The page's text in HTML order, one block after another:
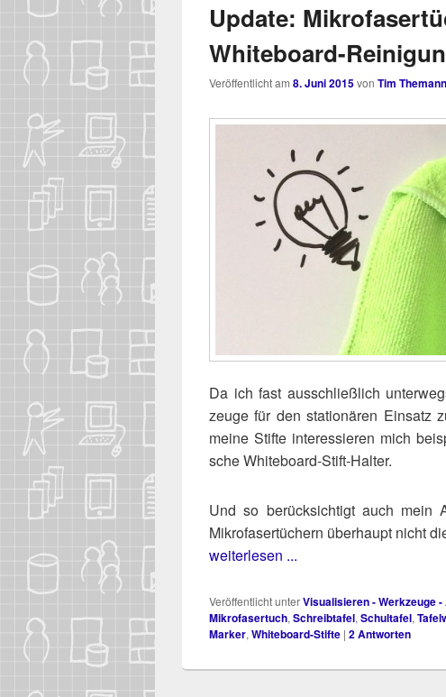
Update:
Whiteboard-
Veröffentlicht am 8. Juni 2015von Tim Themann
Da ich fast aus­schließ­lich
zeu­ge für den sta­tio­nä­ren Ein­satz
mei­ne Stif­te inter­es­sie­ren mich
sche Whiteboard-Stift-Halter.
Und so berück­sich­tigt auch mein
Mikro­fa­ser­tü­chern über­haupt nicht
weiterlesen ...
Veröffentlicht unterVisualisieren - Werkzeuge
Mikrofasertuch,Schreibtafel,Schultafel,
Marker,Whiteboard-Stifte | 2Antworten